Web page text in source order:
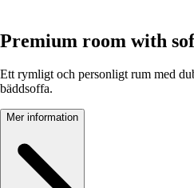
Premium room with
Ett rymligt och personligt rum med
bäddsoffa.
Mer information